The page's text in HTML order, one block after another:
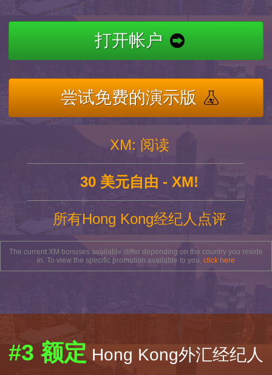
打开帐户
尝试免费的演示版
XM: 阅读
30 美元自由 - XM!
所有Hong Kong经纪人点评
The current XM bonuses available differ depending on the country you reside
in. To view the specific promotion available to you, click here
#3 额定 Hong Kong外汇经纪人